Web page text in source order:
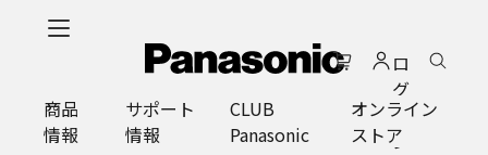
ロ
グ
イ
ン
商品
情報
サポート
情報
CLUB
Panasonic
オンライン
ストア